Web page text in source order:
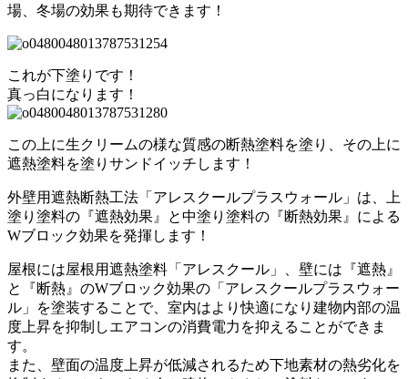
場、冬場の効果も期待できます！
これが下塗りです！
真っ白になります！
この上に生クリームの様な質感の断熱塗料を塗り、その上に
遮熱塗料を塗りサンドイッチします！
外壁用遮熱断熱工法「アレスクールプラスウォール」は、上
塗り塗料の『遮熱効果』と中塗り塗料の『断熱効果』による
Wブロック効果を発揮します！
屋根には屋根用遮熱塗料「アレスクール」、壁には『遮熱』
と『断熱』のWブロック効果の「アレスクールプラスウォー
ル」を塗装することで、室内はより快適になり建物内部の温
度上昇を抑制しエアコンの消費電力を抑えることができま
す。
また、壁面の温度上昇が低減されるため下地素材の熱劣化を